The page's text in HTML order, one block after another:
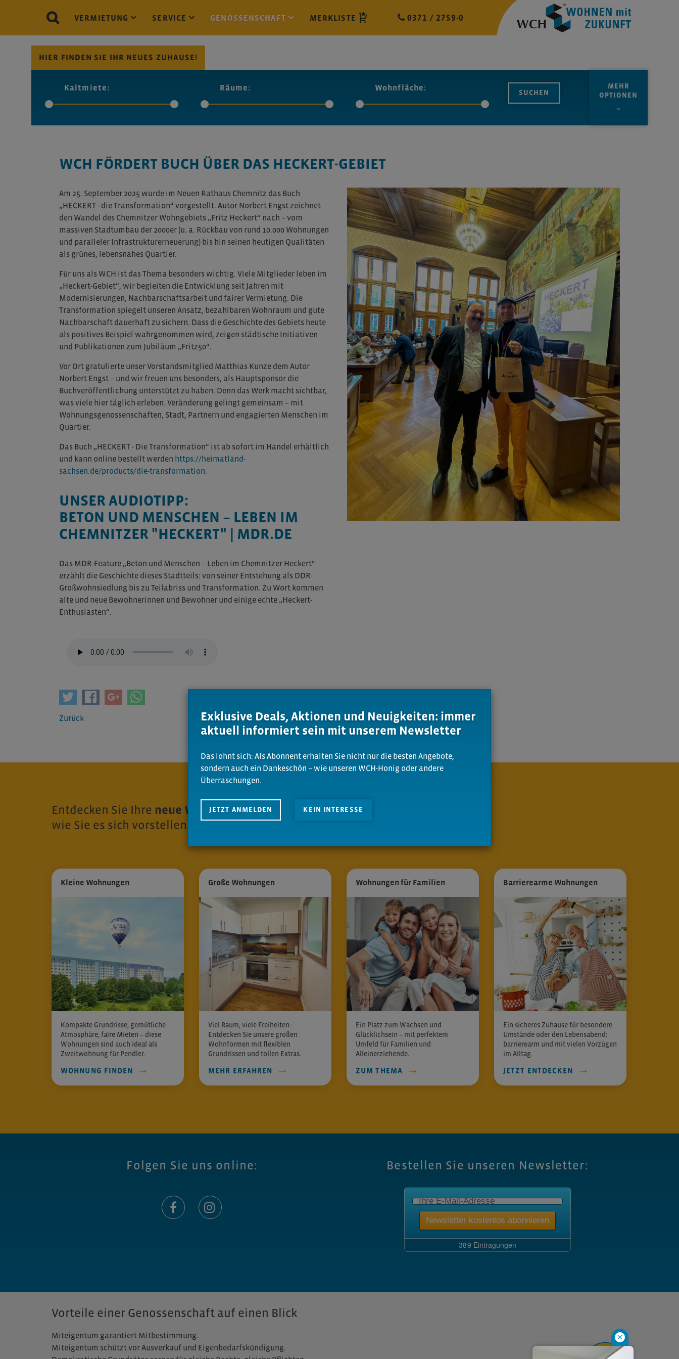
VERMIETUNG SERVICE GENOSSENSCHAFT MERKLISTE 0371 / 2759-0
HIER FINDEN SIE IHR NEUES ZUHAUSE!
Kaltmiete: Räume: Wohnfläche:
MEHR
OPTIONEN
WCH FÖRDERT BUCH ÜBER DAS HECKERT-GEBIET
Am 25. September 2025 wurde im Neuen Rathaus Chemnitz das Buch
„HECKERT - die Transformation“ vorgestellt. Autor Norbert Engst zeichnet
den Wandel des Chemnitzer Wohngebiets „Fritz Heckert“ nach – vom
massiven Stadtumbau der 2000er (u. a. Rückbau von rund 10.000 Wohnungen
und paralleler Infrastrukturerneuerung) bis hin seinen heutigen Qualitäten
als grünes, lebensnahes Quartier.
Für uns als WCH ist das Thema besonders wichtig. Viele Mitglieder leben im
„Heckert-Gebiet“, wir begleiten die Entwicklung seit Jahren mit
Modernisierungen, Nachbarschaftsarbeit und fairer Vermietung. Die
Transformation spiegelt unseren Ansatz, bezahlbaren Wohnraum und gute
Nachbarschaft dauerhaft zu sichern. Dass die Geschichte des Gebiets heute
als positives Beispiel wahrgenommen wird, zeigen städtische Initiativen
und Publikationen zum Jubiläum „Fritz50“.
Vor Ort gratulierte unser Vorstandsmitglied Matthias Kunze dem Autor
Norbert Engst – und wir freuen uns besonders, als Hauptsponsor die
Buchveröffentlichung unterstützt zu haben. Denn das Werk macht sichtbar,
was viele hier täglich erleben. Veränderung gelingt gemeinsam – mit
Wohnungsgenossenschaften, Stadt, Partnern und engagierten Menschen im
Quartier.
Das Buch „HECKERT - Die Transformation“ ist ab sofort im Handel erhältlich
und kann online bestellt werden https://heimatland-
sachsen.de/products/die-transformation.
UNSER AUDIOTIPP:
BETON UND MENSCHEN – LEBEN IM
CHEMNITZER "HECKERT" | MDR.DE
Das MDR-Feature „Beton und Menschen – Leben im Chemnitzer Heckert“
erzählt die Geschichte dieses Stadtteils: von seiner Entstehung als DDR-
Großwohnsiedlung bis zu Teilabriss und Transformation. Zu Wort kommen
alte und neue Bewohnerinnen und Bewohner und einige echte „Heckert-
Enthusiasten“.
Zurück
Entdecken Sie Ihre neue Wohnung in Chemnitz– genau so,
wie Sie es sich vorstellen.
Kleine Wohnungen
Kompakte Grundrisse, gemütliche
Atmosphäre, faire Mieten – diese
Wohnungen sind auch ideal als
Zweitwohnung für Pendler.
WOHNUNG FINDEN
Große Wohnungen
Viel Raum, viele Freiheiten:
Entdecken Sie unsere großen
Wohnformen mit flexiblen
Grundrissen und tollen Extras.
MEHR ERFAHREN
Wohnungen für Familien
Ein Platz zum Wachsen und
Glücklichsein – mit perfektem
Umfeld für Familien und
Alleinerziehende.
ZUM THEMA
Barrierearme Wohnungen
Ein sicheres Zuhause für besondere
Umstände oder den Lebensabend:
barrierearm und mit vielen Vorzügen
im Alltag.
JETZT ENTDECKEN
Folgen Sie uns online: Bestellen Sie unseren Newsletter:
Vorteile einer Genossenschaft auf einen Blick
Miteigentum garantiert Mitbestimmung.
Miteigentum schützt vor Ausverkauf und Eigenbedarfskündigung.
Exklusive Deals, Aktionen und Neuigkeiten: immer
aktuell informiert sein mit unserem Newsletter
Das lohnt sich: Als Abonnent erhalten Sie nicht nur die besten Angebote,
sondern auch ein Dankeschön – wie unseren WCH-Honig oder andere
Überraschungen.
JETZT ANMELDEN KEIN INTERESSE